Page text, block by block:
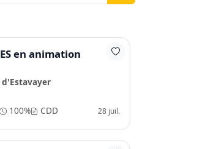
en animation
100% CDD 28 juil.